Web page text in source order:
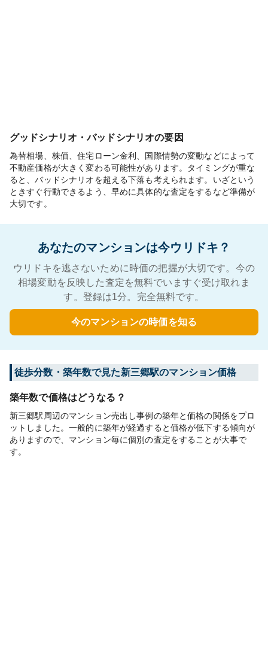
グッドシナリオ・バッドシナリオの要因
為替相場、株価、住宅ローン金利、国際情勢の変動などによって
不動産価格が大きく変わる可能性があります。タイミングが重な
ると、バッドシナリオを超える下落も考えられます。いざという
ときすぐ行動できるよう、早めに具体的な査定をするなど準備が
大切です。
あなたのマンションは今ウリドキ？
ウリドキを逃さないために時価の把握が大切です。今の
相場変動を反映した査定を無料でいますぐ受け取れま
す。登録は1分。完全無料です。
今のマンションの時価を知る
徒歩分数・築年数で見た新三郷駅のマンション価格
築年数で価格はどうなる？
新三郷駅周辺のマンション売出し事例の築年と価格の関係をプロ
ットしました。一般的に築年が経過すると価格が低下する傾向が
ありますので、マンション毎に個別の査定をすることが大事で
す。